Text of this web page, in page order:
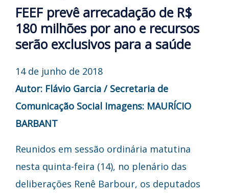
FEEF prevê arrecadação de R$
180 milhões por ano e recursos
serão exclusivos para a saúde
14 de junho de 2018
Autor: Flávio Garcia / Secretaria de
Comunicação Social Imagens: MAURÍCIO
BARBANT
Reunidos em sessão ordinária matutina
nesta quinta-feira (14), no plenário das
deliberações Renê Barbour, os deputados